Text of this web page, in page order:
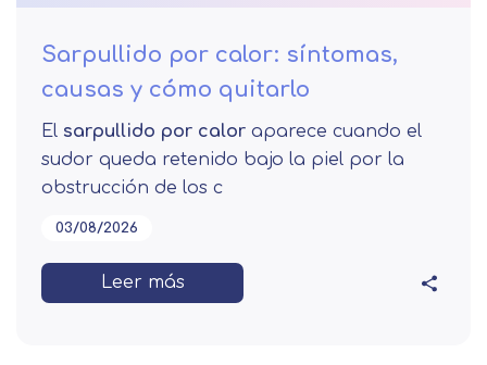
Sarpullido por calor: síntomas,
causas y cómo quitarlo
El sarpullido por calor aparece cuando el
sudor queda retenido bajo la piel por la
obstrucción de los c
03/08/2026
Leer más